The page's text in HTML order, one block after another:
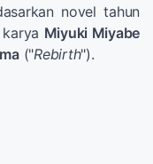
novel tahun
karya Miyuki Miyabe
("Rebirth").